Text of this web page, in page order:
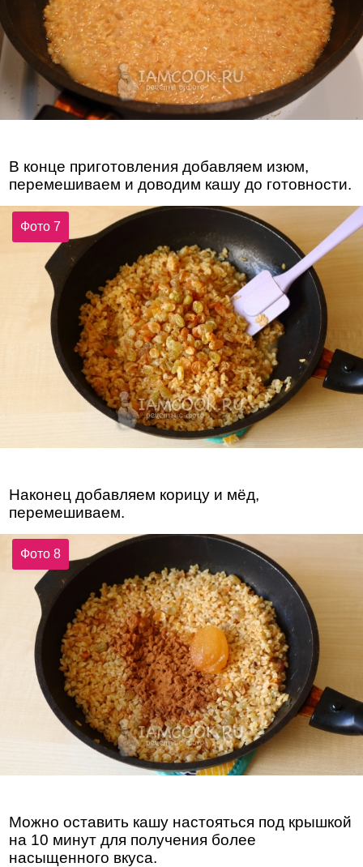
В конце приготовления добавляем изюм,
перемешиваем и доводим кашу до готовности.
Фото 7
Наконец добавляем корицу и мёд,
перемешиваем.
Фото 8
Можно оставить кашу настояться под крышкой
на 10 минут для получения более
насыщенного вкуса.